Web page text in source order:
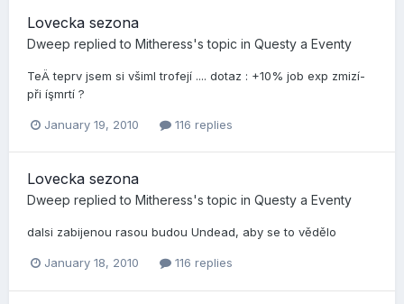
Lovecka sezona
Dweep replied to Mitheress's topic in Questy a Eventy
TeÄ teprv jsem si všiml trofejí­ .... dotaz : +10% job exp zmizí­
při íşmrtí­ ?
January 19, 2010 116 replies
Lovecka sezona
Dweep replied to Mitheress's topic in Questy a Eventy
dalsi zabijenou rasou budou Undead, aby se to vědělo
January 18, 2010 116 replies